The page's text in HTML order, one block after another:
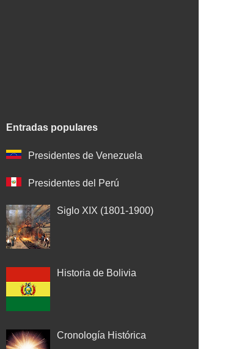
Entradas populares
Presidentes de Venezuela
Presidentes del Perú
Siglo XIX (1801-1900)
Historia de Bolivia
Cronología Histórica